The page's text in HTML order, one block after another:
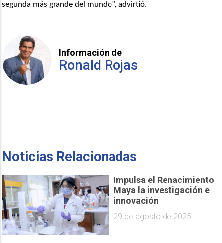
segunda más grande del mundo”, advirtió.
Información de
Ronald Rojas
Noticias Relacionadas
Impulsa el Renacimiento
Maya la investigación e
innovación
29 de agosto de 2025